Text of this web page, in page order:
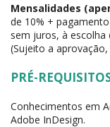
Mensalidades
de 10% +
sem juros, à escolha
(Sujeito a
PRÉ-
Conhecimentos em
Adobe InDesign.